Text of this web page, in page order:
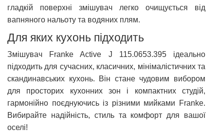
гладкій поверхні змішувач легко очищується від
вапняного нальоту та водяних плям.
Для яких кухонь підходить
Змішувач Franke Active J 115.0653.395 ідеально
підходить для сучасних, класичних, мінімалістичних та
скандинавських кухонь. Він стане чудовим вибором
для просторих кухонних зон і компактних студій,
гармонійно поєднуючись із різними мийками Franke.
Вибирайте надійність, стиль та комфорт для вашої
оселі!